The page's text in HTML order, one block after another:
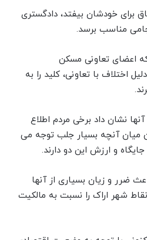
برای خودشان بیفتد، دادگستری
مناسب برسد.
اعضای تعاونی مسکن
اختلاف با تعاونی، کلید را به
نشان داد برخی مردم اطلاع
میان آنچه بسیار جلب توجه می
و ارزش این دو دارند.
ضرر و زیان بسیاری از آنها
نقاط شهر اراک را نسبت به مالکیت